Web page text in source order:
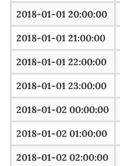
2018-01-01 20:00:00
2018-01-01 21:00:00
2018-01-01 22:00:00
2018-01-01 23:00:00
2018-01-02 00:00:00
2018-01-02 01:00:00
2018-01-02 02:00:00